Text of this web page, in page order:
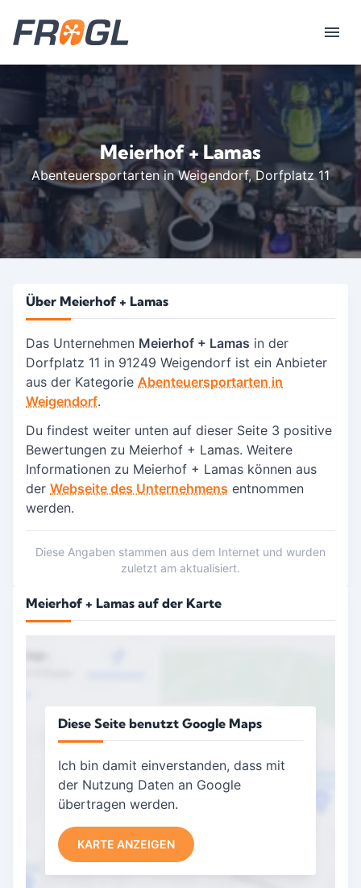
Meierhof + Lamas
Abenteuersportarten in Weigendorf, Dorfplatz 11
Über Meierhof + Lamas
Das Unternehmen Meierhof + Lamas in der
Dorfplatz 11 in 91249 Weigendorf ist ein Anbieter
aus der Kategorie Abenteuersportarten in
Weigendorf.
Du findest weiter unten auf dieser Seite 3 positive
Bewertungen zu Meierhof + Lamas. Weitere
Informationen zu Meierhof + Lamas können aus
der Webseite des Unternehmens entnommen
werden.
Diese Angaben stammen aus dem Internet und wurden
zuletzt am aktualisiert.
Meierhof + Lamas auf der Karte
Diese Seite benutzt Google Maps
Ich bin damit einverstanden, dass mit
der Nutzung Daten an Google
übertragen werden.
KARTE ANZEIGEN